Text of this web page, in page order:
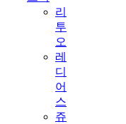
리
투
오
레
디
어
스
쥬